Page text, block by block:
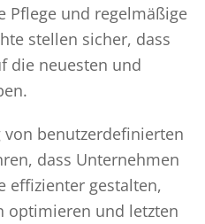
Pflege und regelmäßige
stellen sicher, dass
die neuesten und
von benutzerdefinierten
dass Unternehmen
effizienter gestalten,
optimieren und letzten